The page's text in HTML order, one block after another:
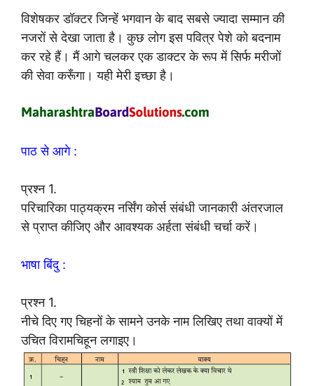
विशेषकर डॉक्टर जिन्हें भगवान के बाद सबसे ज्यादा सम्मान की
नजरों से देखा जाता है। कुछ लोग इस पवित्र पेशे को बदनाम
कर रहे हैं। मैं आगे चलकर एक डाक्टर के रूप में सिर्फ मरीजों
की सेवा करूँगा। यही मेरी इच्छा है।
पाठ से आगे :
प्रश्न 1.
परिचारिका पाठ्यक्रम नर्सिंग कोर्स संबंधी जानकारी अंतरजाल
से प्राप्त कीजिए और आवश्यक अर्हता संबंधी चर्चा करें।
भाषा बिंदु :
प्रश्न 1.
नीचे दिए गए चिहनों के सामने उनके नाम लिखिए तथा वाक्यों में
उचित विरामचिहून लगाइए।